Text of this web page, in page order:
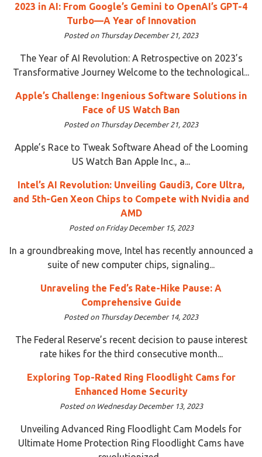
2023 in AI: From Google’s Gemini to OpenAI’s GPT-4
Turbo—A Year of Innovation
Posted on Thursday December 21, 2023
The Year of AI Revolution: A Retrospective on 2023’s
Transformative Journey Welcome to the technological...
Apple’s Challenge: Ingenious Software Solutions in
Face of US Watch Ban
Posted on Thursday December 21, 2023
Apple’s Race to Tweak Software Ahead of the Looming
US Watch Ban Apple Inc., a...
Intel’s AI Revolution: Unveiling Gaudi3, Core Ultra,
and 5th-Gen Xeon Chips to Compete with Nvidia and
AMD
Posted on Friday December 15, 2023
In a groundbreaking move, Intel has recently announced a
suite of new computer chips, signaling...
Unraveling the Fed’s Rate-Hike Pause: A
Comprehensive Guide
Posted on Thursday December 14, 2023
The Federal Reserve’s recent decision to pause interest
rate hikes for the third consecutive month...
Exploring Top-Rated Ring Floodlight Cams for
Enhanced Home Security
Posted on Wednesday December 13, 2023
Unveiling Advanced Ring Floodlight Cam Models for
Ultimate Home Protection Ring Floodlight Cams have